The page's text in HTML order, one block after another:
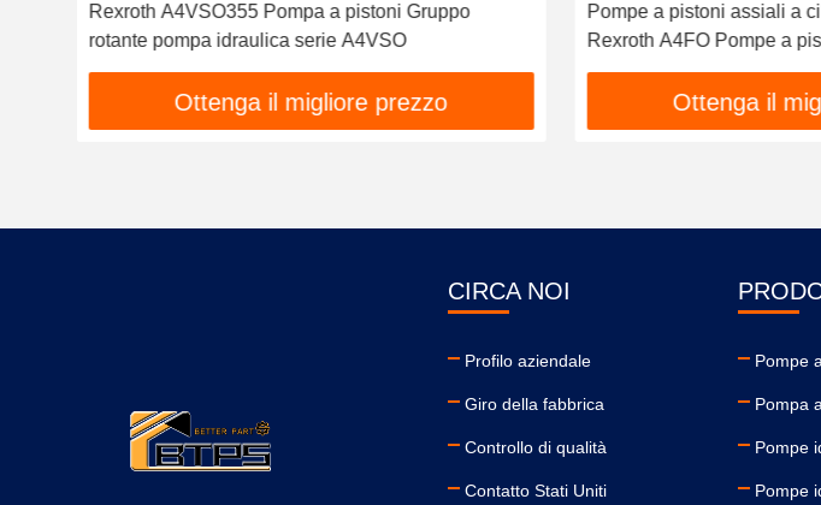
Rexroth A4VSO355 Pompa a pistoni Gruppo
rotante pompa idraulica serie A4VSO
Ottenga il migliore prezzo
Pompe a pistoni assiali a
Rexroth A4FO Pompe a
A4FO125_30L-
A4FO125_30R-
A4FO40 A4FO71
Ottenga il
CIRCA NOI
Profilo aziendale
Giro della fabbrica
Controllo di qualità
Contatto Stati Uniti
Pompe
Pompa
Pompe
Pompe